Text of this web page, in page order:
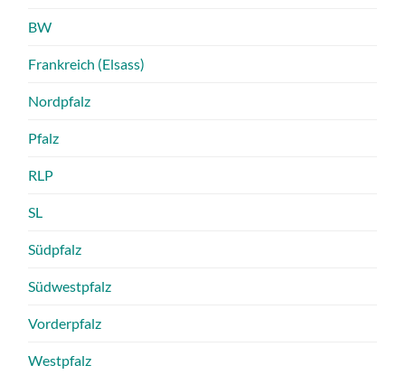
BW
Frankreich (Elsass)
Nordpfalz
Pfalz
RLP
SL
Südpfalz
Südwestpfalz
Vorderpfalz
Westpfalz